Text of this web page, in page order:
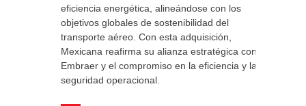
eficiencia energética, alineándose con los
objetivos globales de sostenibilidad del
transporte aéreo. Con esta adquisición,
Mexicana reafirma su alianza estratégica con
Embraer y el compromiso en la eficiencia y la
seguridad operacional.